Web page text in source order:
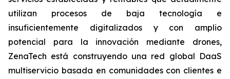
utilizan procesos de baja tecnología e
insuficientemente digitalizados y con amplio
potencial para la innovación mediante drones,
ZenaTech está construyendo una red global DaaS
multiservicio basada en comunidades con clientes e